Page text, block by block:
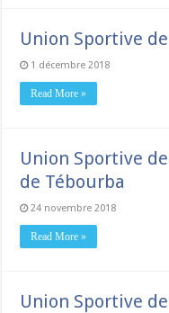
Union Sportive
1 décembre 2018
Read More »
Union Sportive
de Tébourba
24 novembre 2018
Read More »
Union Sportive